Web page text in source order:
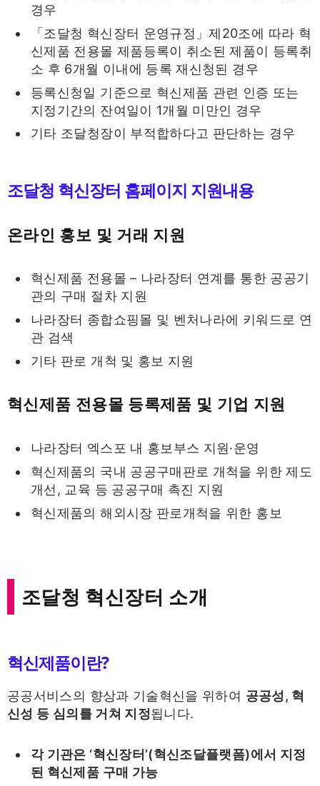
경우
「조달청 혁신장터 운영규정」제20조에 따라 혁
신제품 전용몰 제품등록이 취소된 제품이 등록취
소 후 6개월 이내에 등록 재신청된 경우
등록신청일 기준으로 혁신제품 관련 인증 또는
지정기간의 잔여일이 1개월 미만인 경우
기타 조달청장이 부적합하다고 판단하는 경우
조달청 혁신장터 홈페이지 지원내용
온라인 홍보 및 거래 지원
혁신제품 전용몰 – 나라장터 연계를 통한 공공기
관의 구매 절차 지원
나라장터 종합쇼핑몰 및 벤처나라에 키워드로 연
관 검색
기타 판로 개척 및 홍보 지원
혁신제품 전용몰 등록제품 및 기업 지원
나라장터 엑스포 내 홍보부스 지원·운영
혁신제품의 국내 공공구매판로 개척을 위한 제도
개선, 교육 등 공공구매 촉진 지원
혁신제품의 해외시장 판로개척을 위한 홍보
조달청 혁신장터 소개
혁신제품이란?
공공서비스의 향상과 기술혁신을 위하여 공공성, 혁
신성 등 심의를 거쳐 지정됩니다.
각 기관은 ‘혁신장터’(혁신조달플랫폼)에서 지정
된 혁신제품 구매 가능